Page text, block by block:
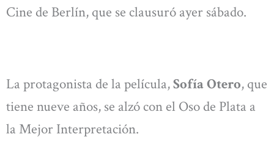
Cine de Berlín, que se clausuró ayer sábado.
La protagonista de la película,Sofía Otero, que
tiene nueve años, se alzó con el Oso de Plata a
la Mejor Interpretación.